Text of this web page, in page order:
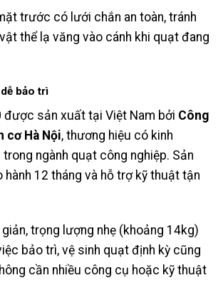
trước có lưới chắn an toàn, tránh
thể lạ văng vào cánh khi quạt đang
bảo trì
được sản xuất tại Việt Nam bởi Công
cơ Hà Nội, thương hiệu có kinh
trong ngành quạt công nghiệp. Sản
12 tháng và hỗ trợ kỹ thuật tận
trọng lượng nhẹ (khoảng 14kg)
bảo trì, vệ sinh quạt định kỳ cũng
cần nhiều công cụ hoặc kỹ thuật